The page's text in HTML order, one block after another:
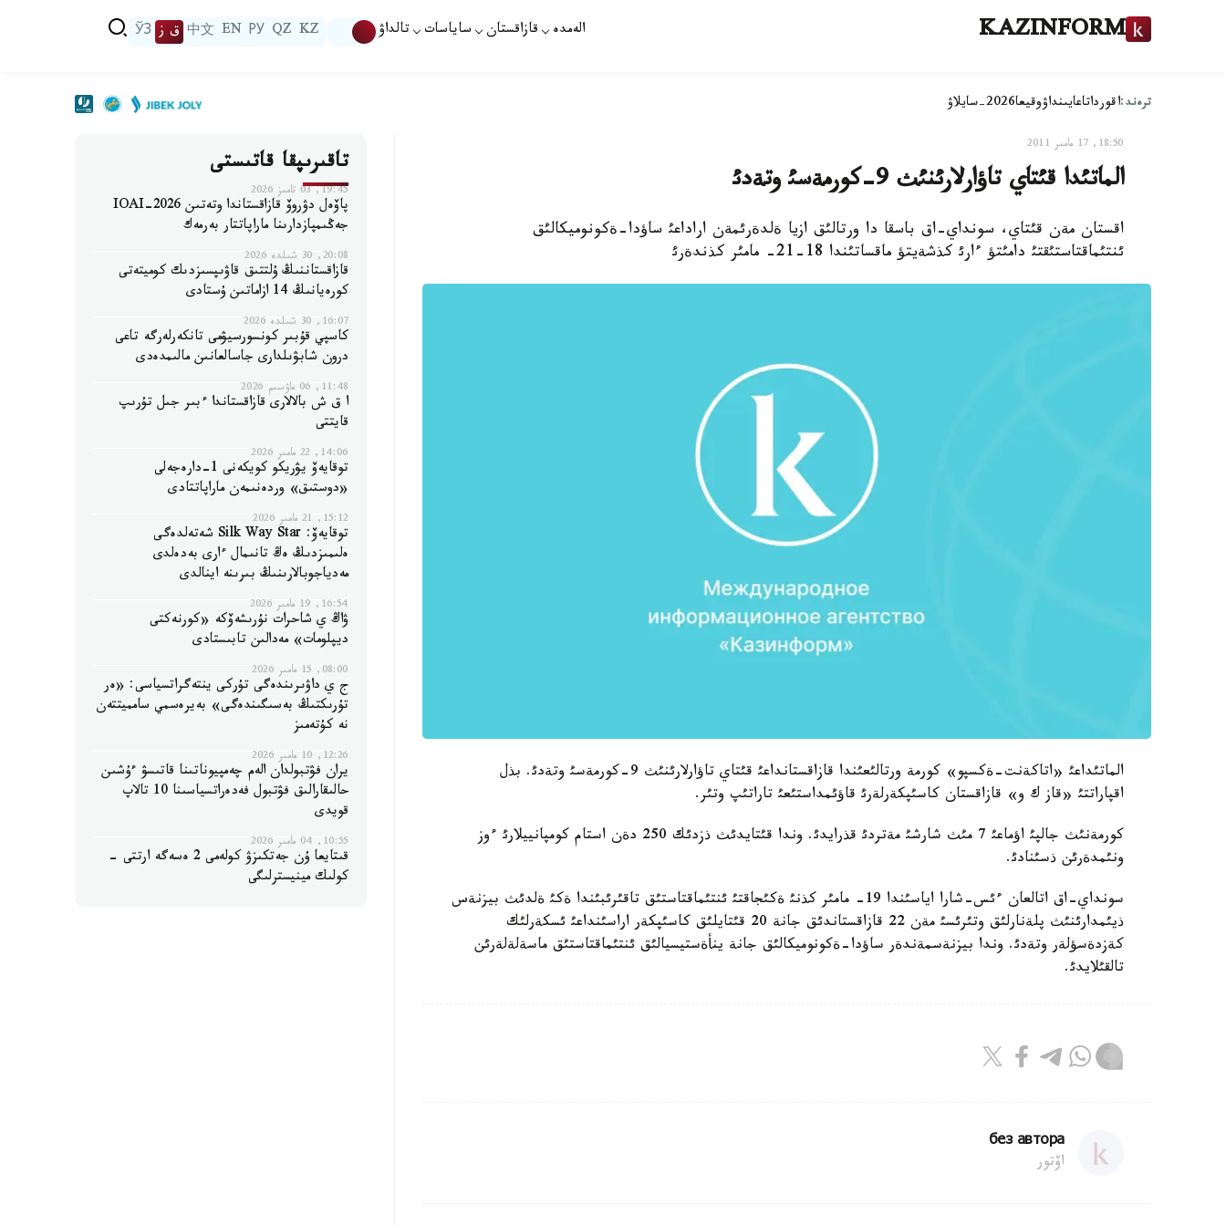
KAZINFORM الەمدە قازاقستان ساياسات تالداۋ KZ
QZ
РУ
EN
中文 ق ز ЎЗ
ترەند:اقورداتاعايىنداۋوقيعا2026-سايلاۋ
18:50, 17 مامىر 2011
الماتئدا قئتاي تاؤارلارئنئث 9-كورمةسئ وتةدئ
اقستان مةن قئتاي، سونداي-اق باسقا دا ورتالئق ازيا ةلدةرئمةن اراداعئ ساؤدا-ةكونوميكالئق
ئنتئماقتاستئقتئ دامئتؤ ءارئ كذشةيتؤ ماقساتئندا 18-21- مامئر كذندةرئ
الماتئداعئ «اتاكةنت-ةكسپو» كورمة ورتالئعئندا قازاقستانداعئ قئتاي تاؤارلارئنئث 9-كورمةسئ وتةدئ. بذل
اقپاراتتئ «قاز ك و» قازاقستان كاسئپكةرلةرئ قاؤئمداستئعئ تاراتئپ وتئر.
كورمةنئث جالپئ اؤماعئ 7 مئث شارشئ مةتردئ قذرايدئ. وندا قئتايدئث ذزدئك 250 دةن استام كومپانييلارئ ءوز
ونئمدةرئن ذسئنادئ.
سونداي-اق اتالعان ءئس-شارا اياسئندا 19- مامئر كذنئ ةكئجاقتئ ئنتئماقتاستئق تاقئرئبئندا ةكئ ةلدئث بيزنةس
ذيئمدارئنئث پلةنارلئق وتئرئسئ مةن 22 قازاقستاندئق جانة 20 قئتايلئق كاسئپكةر اراسئنداعئ ئسكةرلئك
كةزدةسؤلةر وتةدئ. وندا بيزنةسمةندةر ساؤدا-ةكونوميكالئق جانة ينأةستيسيالئق ئنتئماقتاستئق ماسةلةلةرئن
تالقئلايدئ.
без автора
اۆتور
تاقىرىپقا قاتىستى
19:45, 03 تامىز 2026
پاۆەل دۋروۆ قازاقستاندا وتەتىن IOAI-2026
جەڭىمپازدارىنا ماراپاتتار بەرمەك
20:08, 30 شىلدە 2026
قازاقستاننىڭ ۇلتتىق قاۋىپسىزدىك كوميتەتى
كورەيانىڭ 14 ازاماتىن ۇستادى
16:07, 30 شىلدە 2026
كاسپي قۇبىر كونسورسيۋمى تانكەرلەرگە تاعى
درون شابۋىلدارى جاسالعانىن مالىمدەدى
11:48, 06 ماۋسىم 2026
ا ق ش بالالارى قازاقستاندا ءبىر جىل تۇرىپ
قايتتى
14:06, 22 مامىر 2026
توقايەۆ يۋريكو كويكەنى 1-دارەجەلى
«دوستىق» وردەنىمەن ماراپاتتادى
15:12, 21 مامىر 2026
توقايەۆ: Silk Way Star شەتەلدەگى
ەلىمىزدىڭ ەڭ تانىمال ءارى بەدەلدى
مەدياجوبالارىنىڭ بىرىنە اينالدى
16:54, 19 مامىر 2026
ۋاڭ ي شاحرات نۇرىشەۆكە «كورنەكتى
ديپلومات» مەدالىن تابىستادى
08:00, 15 مامىر 2026
ج ي داۋىرىندەگى تۇركى ينتەگراتسياسى: «ەر
تۇرىكتىڭ بەسىگىندەگى» بەيرەسمي سامميتتەن
نە كۇتەمىز
12:26, 10 مامىر 2026
يران فۋتبولدان الەم چەمپيوناتىنا قاتىسۋ ءۇشىن
حالىقارالىق فۋتبول فەدەراتسياسىنا 10 تالاپ
قويدى
10:55, 04 مامىر 2026
قىتايعا ۇن جەتكىزۋ كولەمى 2 ەسەگە ارتتى -
كولىك مينيسترلىگى